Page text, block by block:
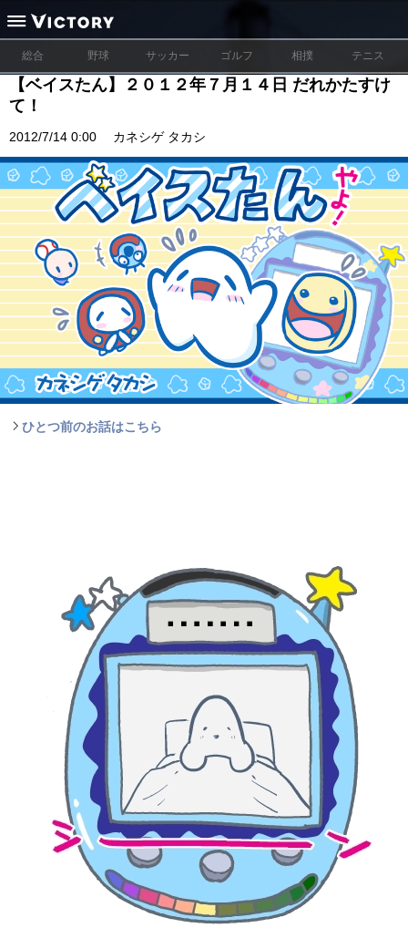
総合 野球 サッカー ゴルフ 相撲 テニス
【ベイスたん】２０１２年７月１４日 だれかたすけ
て！
2012/7/14 0:00 カネシゲ タカシ
ひとつ前のお話はこちら